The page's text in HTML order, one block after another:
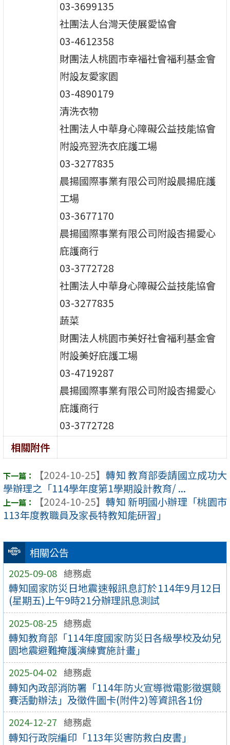
相關公告
2025-09-08 總務處
轉知國家防災日地震速報訊息訂於114年9月12日
(星期五)上午9時21分辦理訊息測試
2025-08-25 總務處
轉知教育部「114年度國家防災日各級學校及幼兒
園地震避難掩護演練實施計畫」
2025-04-02 總務處
轉知內政部消防署「114年防火宣導微電影徵選競
賽活動辦法」及徵件圖卡(附件2)等資訊各1份
2024-12-27 總務處
轉知行政院編印「113年災害防救白皮書」
03-3699135
社團法人台灣天使展愛協會
03-4612358
財團法人桃園市幸福社會福利基金會
附設友愛家園
03-4890179
清洗衣物
社團法人中華身心障礙公益技能協會
附設亮翌洗衣庇護工場
03-3277835
晨揚國際事業有限公司附設晨揚庇護
工場
03-3677170
晨揚國際事業有限公司附設杏揚愛心
庇護商行
03-3772728
社團法人中華身心障礙公益技能協會
03-3277835
蔬菜
財團法人桃園市美好社會福利基金會
附設美好庇護工場
03-4719287
晨揚國際事業有限公司附設杏揚愛心
庇護商行
03-3772728
相關附件
【2024-10-25】 轉知 教育部委請國立成功大
學辦理之「114學年度第1學期設計教育/ ...
【2024-10-25】 轉知 新明國小辦理「桃園市
113年度教職員及家長特教知能研習」